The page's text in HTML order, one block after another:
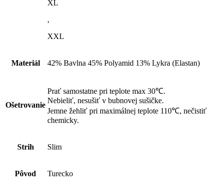
XL
,
XXL
Materiál 42% Bavlna 45% Polyamid 13% Lykra (Elastan)
Ošetrovanie
Prať samostatne pri teplote max 30℃.
Nebieliť, nesušiť v bubnovej sušičke.
Jemne žehliť pri maximálnej teplote 110℃, nečistiť
chemicky.
Strih Slim
Pôvod Turecko